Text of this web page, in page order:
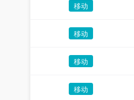
移动
移动
移动
移动